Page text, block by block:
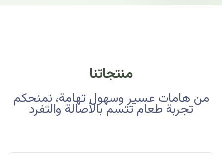
منتجاتنا
من هامات عسير وسهول تهامة، نمنحكم
تجربة طعام تتسم بالأصالة والتفرد